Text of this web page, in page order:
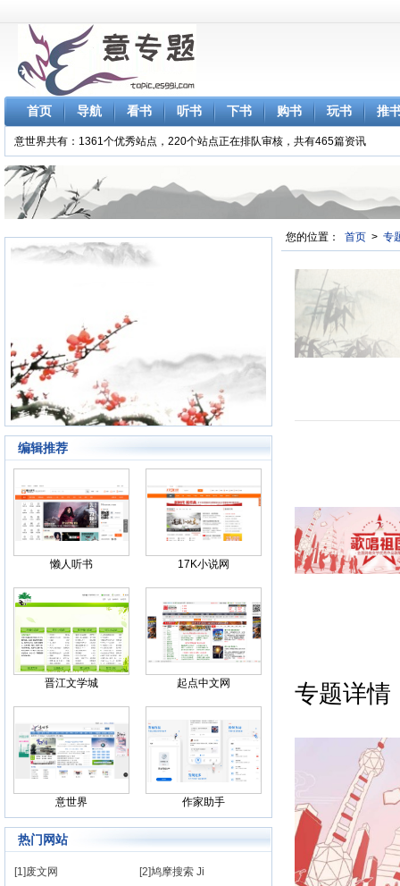
首页 导航 看书 听书 下书 购书 玩书 推
意世界共有：1361个优秀站点，220个站点正在排队审核，共有465篇资讯
编辑推荐
懒人听书 17K小说网
晋江文学城 起点中文网
意世界 作家助手
热门网站
[1]废文网
[2]鸠摩搜索 Ji
您的位置： 首页 > 专
专题详情